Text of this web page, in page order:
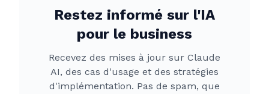
Restez informé sur l'IA
pour le business
Recevez des mises à jour sur Claude
AI, des cas d'usage et des stratégies
d'implémentation. Pas de spam, que